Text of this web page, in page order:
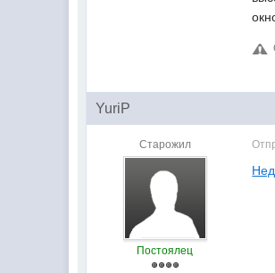
YuriP
Старожил
Постоялец